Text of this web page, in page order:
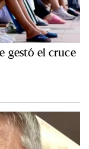
gestó el cruce